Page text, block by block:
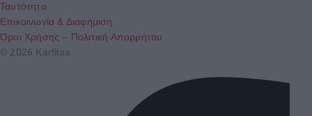
Ταυτότητα
Επικοινωνία & Διαφήμιση
Όροι Χρήσης – Πολιτική Απορρήτου
© 2026 Karfitsa